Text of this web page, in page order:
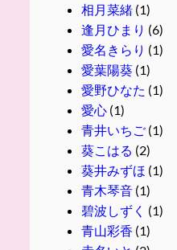
相月菜緒(1)
逢月ひまり (6)
愛名きらり (1)
愛葉陽葵(1)
愛野ひなた (1)
愛心(1)
青井いちご(1)
葵こはる (2)
葵井みずほ (1)
青木琴音(1)
碧波しずく (1)
青山彩香 (1)